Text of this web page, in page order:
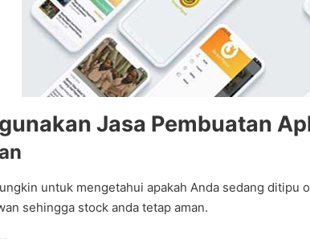
Jasa Pembuatan
untuk mengetahui apakah Anda sedang
sehingga stock anda tetap aman.